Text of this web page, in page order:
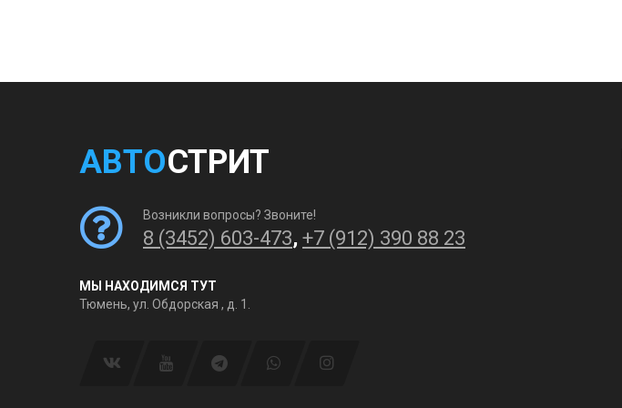
АВТОСТРИТ
Возникли вопросы? Звоните!
8 (3452) 603-473, +7 (912) 390 88 23
МЫ НАХОДИМСЯ ТУТ
Тюмень, ул. Обдорская , д. 1.